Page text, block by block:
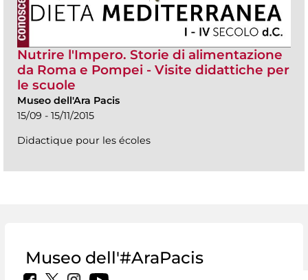
Nutrire l'Impero. Storie di alimentazione
da Roma e Pompei - Visite didattiche per
le scuole
Museo dell'Ara Pacis
15/09 - 15/11/2015
Didactique pour les écoles
Museo dell'#AraPacis